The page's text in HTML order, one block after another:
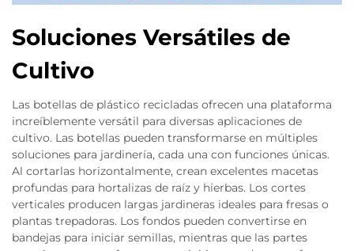
Soluciones Versátiles de
Cultivo
Las botellas de plástico recicladas ofrecen una plataforma
increíblemente versátil para diversas aplicaciones de
cultivo. Las botellas pueden transformarse en múltiples
soluciones para jardinería, cada una con funciones únicas.
Al cortarlas horizontalmente, crean excelentes macetas
profundas para hortalizas de raíz y hierbas. Los cortes
verticales producen largas jardineras ideales para fresas o
plantas trepadoras. Los fondos pueden convertirse en
bandejas para iniciar semillas, mientras que las partes